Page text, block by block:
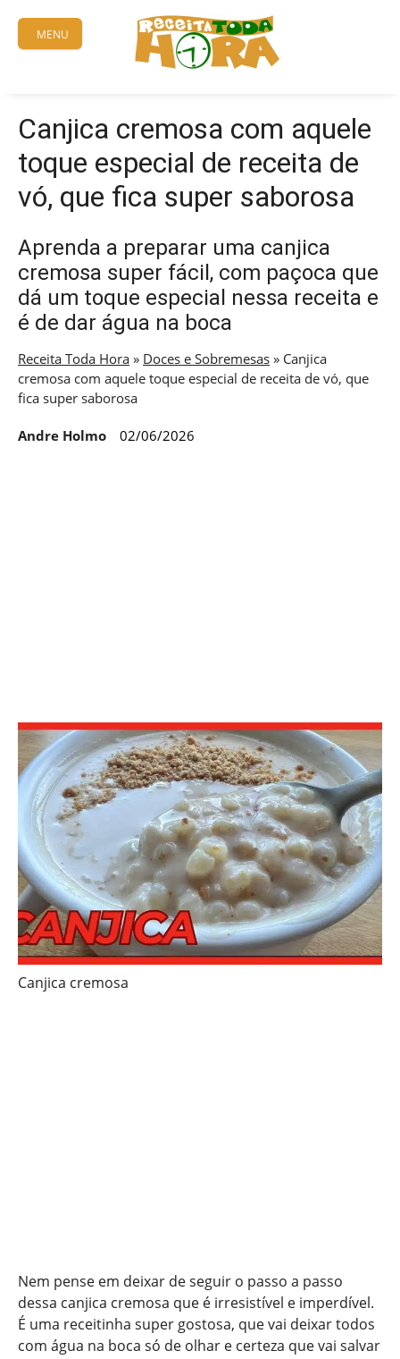
content
MENU
Canjica cremosa com aquele
toque especial de receita de
vó, que fica super saborosa
Aprenda a preparar uma canjica
cremosa super fácil, com paçoca que
dá um toque especial nessa receita e
é de dar água na boca
Receita Toda Hora » Doces e Sobremesas » Canjica
cremosa com aquele toque especial de receita de vó, que
fica super saborosa
Andre Holmo 02/06/2026
Canjica cremosa
Nem pense em deixar de seguir o passo a passo
dessa canjica cremosa que é irresistível e imperdível.
É uma receitinha super gostosa, que vai deixar todos
com água na boca só de olhar e certeza que vai salvar